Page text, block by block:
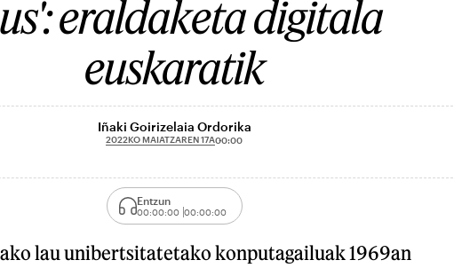
eraldaketa digitala
euskaratik
Iñaki Goirizelaia Ordorika
2022KO MAIATZAREN 17A00:00
Entzun
00:00:00 00:00:00
lau unibertsitatetako konputagailuak 1969an